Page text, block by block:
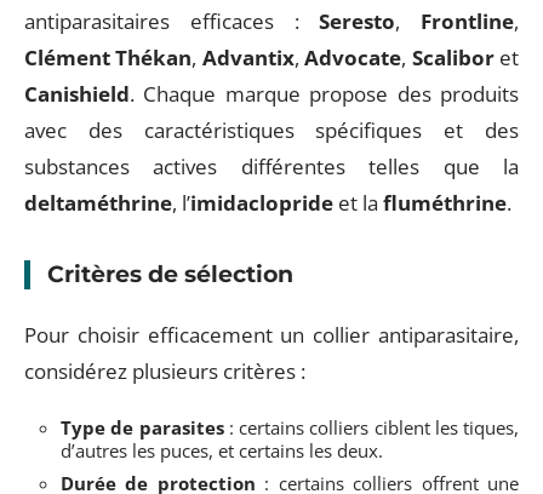
antiparasitaires efficaces :Seresto, Frontline,
Clément Thékan, Advantix,Advocate, Scaliboret
Canishield. Chaque marque propose des produits
avec des caractéristiques spécifiques et des
substances actives différentes telles que la
deltaméthrine, l’imidaclopride et la fluméthrine.
Critères de sélection
Pour choisir efficacement un collier antiparasitaire,
considérez plusieurs critères :
Type de parasites: certains colliers ciblent les tiques,
d’autres les puces, et certains les deux.
Durée de protection : certains colliers offrent une